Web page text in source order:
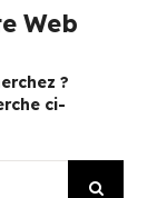
Web
?
ci-